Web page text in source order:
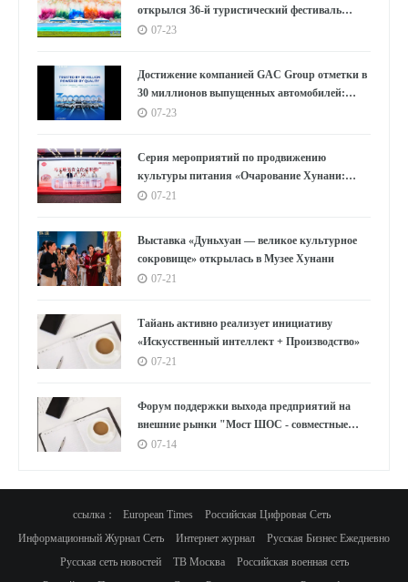
открылся 36-й туристический фестиваль
«Наадам»
07-23
Достижение компанией GAC Group отметки в
30 миллионов выпущенных автомобилей:
цифры, лежащие в основе концепции "GAC
07-23
Серия мероприятий по продвижению
культуры питания «Очарование Хунани:
вкусы Мавандуй» стартовала в Шанхае
07-21
Выставка «Дуньхуан — великое культурное
сокровище» открылась в Музее Хунани
07-21
Тайань активно реализует инициативу
«Искусственный интеллект + Производство»
07-21
Форум поддержки выхода предприятий на
внешние рынки "Мост ШОС - совместные
усилия России и Китая"
07-14
ссылка： European Times
Российская Цифровая Сеть
Информационный Журнал Сеть
Интернет журнал
Русская Бизнес Ежедневно
Русская сеть новостей
ТВ Москва
Российская военная сеть